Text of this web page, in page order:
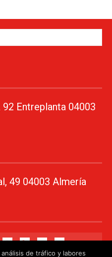
Entreplanta 04003
49 04003 Almería
de tráfico y labores